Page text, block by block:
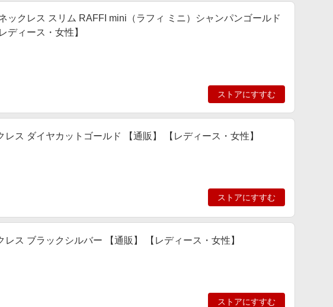
ックレス スリム RAFFI mini（ラフィ ミニ）シャンパンゴールド
ディース・女性】
ストアにすすむ
ス ダイヤカットゴールド 【通販】 【レディース・女性】
ストアにすすむ
ス ブラックシルバー 【通販】 【レディース・女性】
ストアにすすむ